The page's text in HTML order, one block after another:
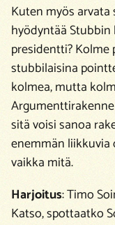
Kuten myös
hyödyntää
presidentti? Kolme
stubbilaisina
kolmea, mutta
sitä voisi sanoa
enemmän liikkuvia
vaikka mitä.
Harjoitus: Timo
Katso, spottaatko